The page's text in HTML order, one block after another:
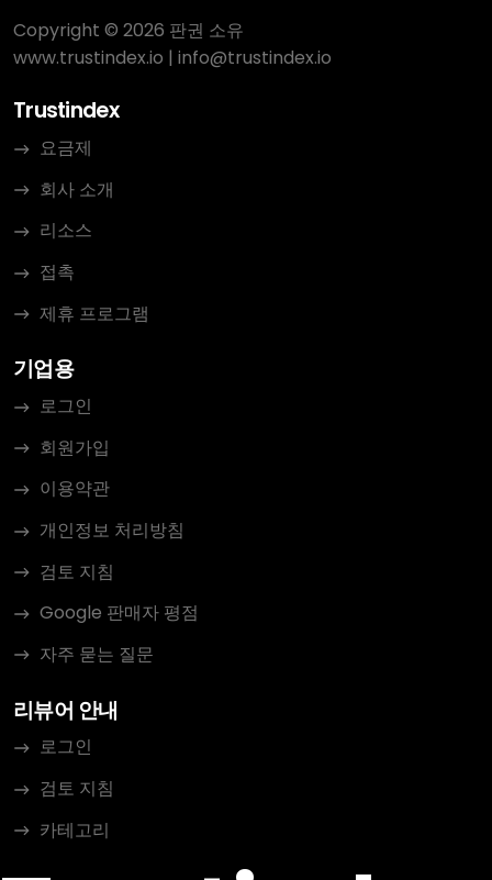
Copyright © 2026 판권 소유
www.trustindex.io | info@trustindex.io
Trustindex
요금제
회사 소개
리소스
접촉
제휴 프로그램
기업용
로그인
회원가입
이용약관
개인정보 처리방침
검토 지침
Google 판매자 평점
자주 묻는 질문
리뷰어 안내
로그인
검토 지침
카테고리